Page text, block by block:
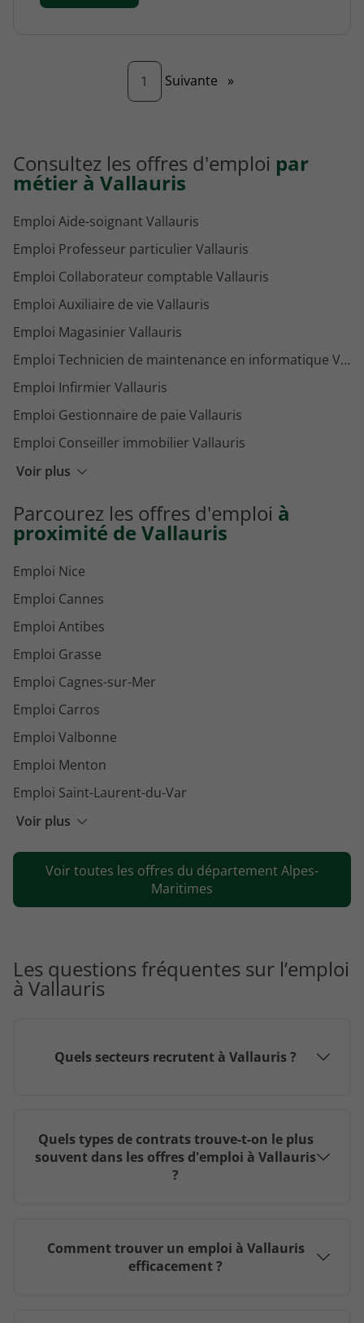
1 Page
Suivante »
Consultez les offres d'emploi par
métier à Vallauris
Voir plus
Emploi Aide-soignant Vallauris
Emploi Professeur particulier Vallauris
Emploi Collaborateur comptable Vallauris
Emploi Auxiliaire de vie Vallauris
Emploi Magasinier Vallauris
Emploi Technicien de maintenance en informatique Vallauris
Emploi Infirmier Vallauris
Emploi Gestionnaire de paie Vallauris
Emploi Conseiller immobilier Vallauris
Emploi Employé de commerce Vallauris
Emploi Infirmier ehpad Vallauris
Parcourez les offres d'emploi à
proximité de Vallauris
Voir plus
Emploi Nice
Emploi Cannes
Emploi Antibes
Emploi Grasse
Emploi Cagnes-sur-Mer
Emploi Carros
Emploi Valbonne
Emploi Menton
Emploi Saint-Laurent-du-Var
Emploi Mougins
Emploi Biot
Emploi Le Cannet
Emploi Mouans-Sartoux
Emploi Mandelieu-la-Napoule
Emploi Vence
Voir toutes les offres du département Alpes-
Maritimes
Les questions fréquentes sur l’emploi
à Vallauris
Quels secteurs recrutent à Vallauris ?
Quels types de contrats trouve-t-on le plus
souvent dans les offres d'emploi à Vallauris
?
Comment trouver un emploi à Vallauris
efficacement ?